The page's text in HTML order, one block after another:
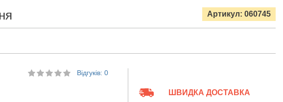
Артикул: 060745
Відгуків: 0
ШВИДКА ДОСТАВКА